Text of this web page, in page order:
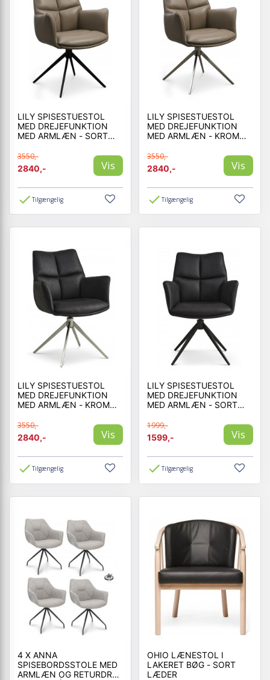
LILY SPISESTUESTOL
MED DREJEFUNKTION
MED ARMLÆN - SORT
3550,-
2840,-
Vis
Tilgængelig
LILY SPISESTUESTOL
MED DREJEFUNKTION
MED ARMLÆN - KROM
3550,-
2840,-
Vis
Tilgængelig
LILY SPISESTUESTOL
MED DREJEFUNKTION
MED ARMLÆN - KROM
3550,-
2840,-
Vis
Tilgængelig
LILY SPISESTUESTOL
MED DREJEFUNKTION
MED ARMLÆN - SORT
1999,-
1599,-
Vis
Tilgængelig
4 X ANNA
SPISEBORDSSTOLE MED
ARMLÆN OG RETURDREJ
OHIO LÆNESTOL I
LAKERET BØG - SORT
LÆDER